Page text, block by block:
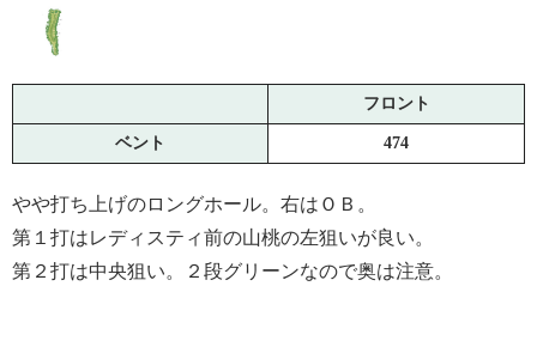
フロント
ベント 474
やや打ち上げのロングホール。右はＯＢ。
第１打はレディスティ前の山桃の左狙いが良い。
第２打は中央狙い。２段グリーンなので奥は注意。